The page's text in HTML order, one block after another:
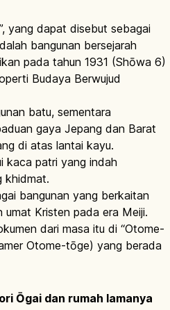
”, yang dapat disebut sebagai
bangunan bersejarah
pada tahun 1931 (Shōwa 6)
Budaya Berwujud
batu, sementara
gaya Jepang dan Barat
di atas lantai kayu.
kaca patri yang indah
khidmat.
bangunan yang berkaitan
umat Kristen pada era Meiji.
dari masa itu di “Otome-
Otome-tōge) yang berada
Ōgai dan rumah lamanya